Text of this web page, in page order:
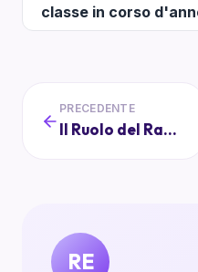
classe in corso
PRECEDENTE
Il Ruolo del Rappresentante di Classe: Facilitatore di Dialogo
RE